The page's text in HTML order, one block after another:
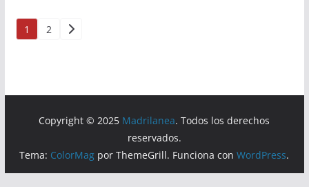
Paginación
entradas
1 2
Copyright © 2025 Madrilanea. Todos los derechos
reservados.
Tema: ColorMag por ThemeGrill. Funciona conWordPress.